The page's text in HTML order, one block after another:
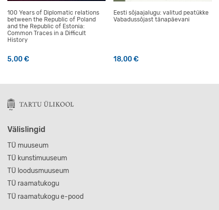
100 Years of Diplomatic relations
between the Republic of Poland
and the Republic of Estonia:
Common Traces in a Difficult
History
5,00€
Eesti sõjaajalugu: valitud peatükke
Vabadussõjast tänapäevani
18,00€
Välislingid
TÜ muuseum
TÜ kunstimuuseum
TÜ loodusmuuseum
TÜ raamatukogu
TÜ raamatukogu e-pood